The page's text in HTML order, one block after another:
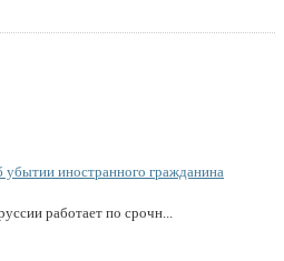
иностранного гражданина
работает по срочн...